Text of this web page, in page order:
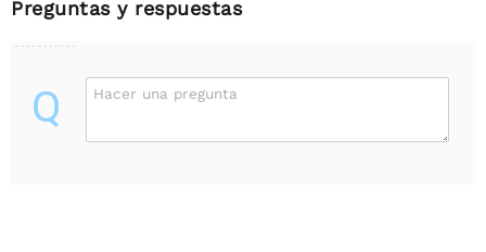
Preguntas y respuestas
Q Hacer una pregunta